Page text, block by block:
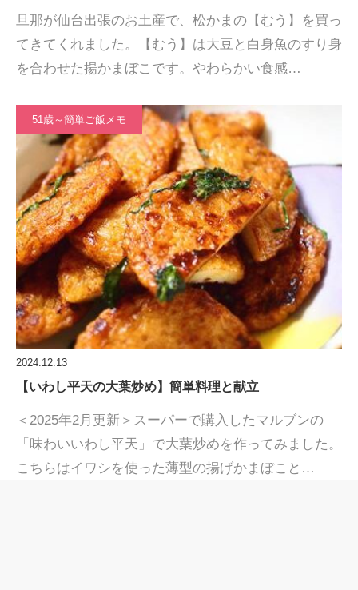
旦那が仙台出張のお土産で、松かまの【むう】を買っ
てきてくれました。【むう】は大豆と白身魚のすり身
を合わせた揚かまぼこです。やわらかい食感…
51歳～簡単ご飯メモ
2024.12.13
【いわし平天の大葉炒め】簡単料理と献立
＜2025年2月更新＞スーパーで購入したマルブンの
「味わいいわし平天」で大葉炒めを作ってみました。
こちらはイワシを使った薄型の揚げかまぼこと…